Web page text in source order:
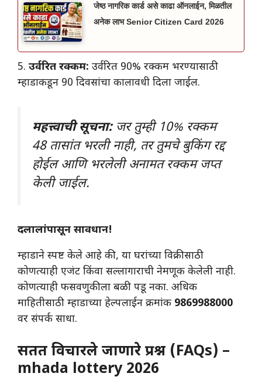
जेष्ठ नागरिक कार्ड असे काढा ऑनलाईन, मिळतील
अनेक लाभ Senior Citizen Card 2026
5. उर्वरित रक्कम: उर्वरित 90% रक्कम भरण्यासाठी
म्हाडाकडून 90 दिवसांचा कालावधी दिला जाईल.
महत्त्वाची सूचना:जर तुम्ही 10% रक्कम
48 तासांत भरली नाही, तर तुमचे बुकिंग रद्द
होईल आणि भरलेली अनामत रक्कम जप्त
केली जाईल.
दलालांपासून सावधान!
​म्हाडाने स्पष्ट केले आहे की, या घरांच्या विक्रीसाठी
कोणत्याही एजंट किंवा सल्लागाराची नेमणूक केलेली नाही.
कोणत्याही फसवणुकीला बळी पडू नका. अधिक
माहितीसाठी म्हाडाच्या हेल्पलाईन क्रमांक 9869988000
वर संपर्क साधा.
सतत विचारले जाणारे प्रश्न (FAQs) –
mhada lottery 2026